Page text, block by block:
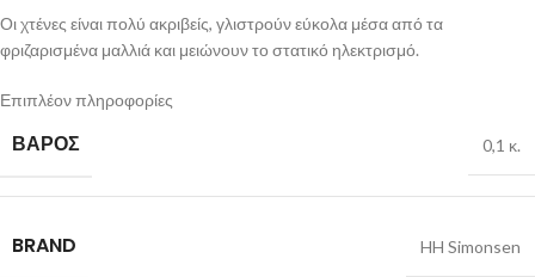
Οι χτένες είναι πολύ ακριβείς, γλιστρούν εύκολα μέσα από τα
φριζαρισμένα μαλλιά και μειώνουν το στατικό ηλεκτρισμό.
Επιπλέον πληροφορίες
ΒΆΡΟΣ 0,1 κ.
BRAND HH Simonsen